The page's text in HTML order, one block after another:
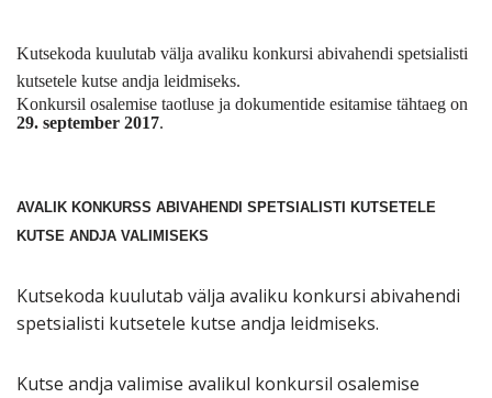
Kutsekoda kuulutab välja avaliku konkursi abivahendi spetsialisti
kutsetele kutse andja leidmiseks.
Konkursil osalemise taotluse ja dokumentide esitamise tähtaeg on
29. september 2017.
AVALIK KONKURSS ABIVAHENDI SPETSIALISTI KUTSETELE
KUTSE ANDJA VALIMISEKS
Kutsekoda kuulutab välja avaliku konkursi abivahendi
spetsialisti kutsetele kutse andja leidmiseks.
Kutse andja valimise avalikul konkursil osalemise